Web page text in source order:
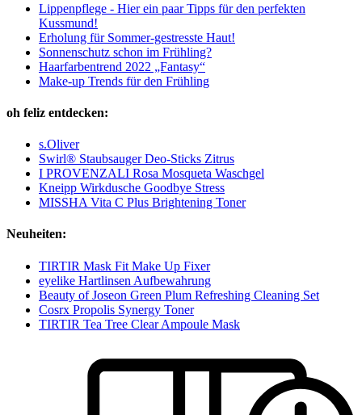
Lippenpflege - Hier ein paar Tipps für den perfekten
Kussmund!
Erholung für Sommer-gestresste Haut!
Sonnenschutz schon im Frühling?
Haarfarbentrend 2022 „Fantasy“
Make-up Trends für den Frühling
oh feliz entdecken:
s.Oliver
Swirl® Staubsauger Deo-Sticks Zitrus
I PROVENZALI Rosa Mosqueta Waschgel
Kneipp Wirkdusche Goodbye Stress
MISSHA Vita C Plus Brightening Toner
Neuheiten:
TIRTIR Mask Fit Make Up Fixer
eyelike Hartlinsen Aufbewahrung
Beauty of Joseon Green Plum Refreshing Cleaning Set
Cosrx Propolis Synergy Toner
TIRTIR Tea Tree Clear Ampoule Mask